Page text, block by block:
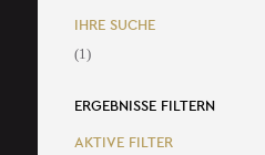
IHRE SUCHE
(1)
ERGEBNISSE FILTERN
AKTIVE FILTER